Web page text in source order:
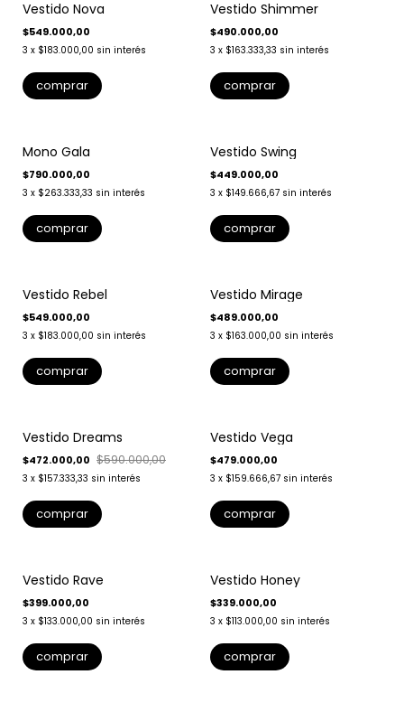
Vestido Nova
$549.000,00
3 x $183.000,00 sin interés
comprar
Vestido Shimmer
$490.000,00
3 x $163.333,33 sin interés
comprar
Mono Gala
$790.000,00
3 x $263.333,33 sin interés
comprar
Vestido Swing
$449.000,00
3 x $149.666,67 sin interés
comprar
Vestido Rebel
$549.000,00
3 x $183.000,00 sin interés
comprar
Vestido Mirage
$489.000,00
3 x $163.000,00 sin interés
comprar
Vestido Dreams
$472.000,00 $590.000,00
3 x $157.333,33 sin interés
comprar
Vestido Vega
$479.000,00
3 x $159.666,67 sin interés
comprar
Vestido Rave
$399.000,00
3 x $133.000,00 sin interés
comprar
Vestido Honey
$339.000,00
3 x $113.000,00 sin interés
comprar